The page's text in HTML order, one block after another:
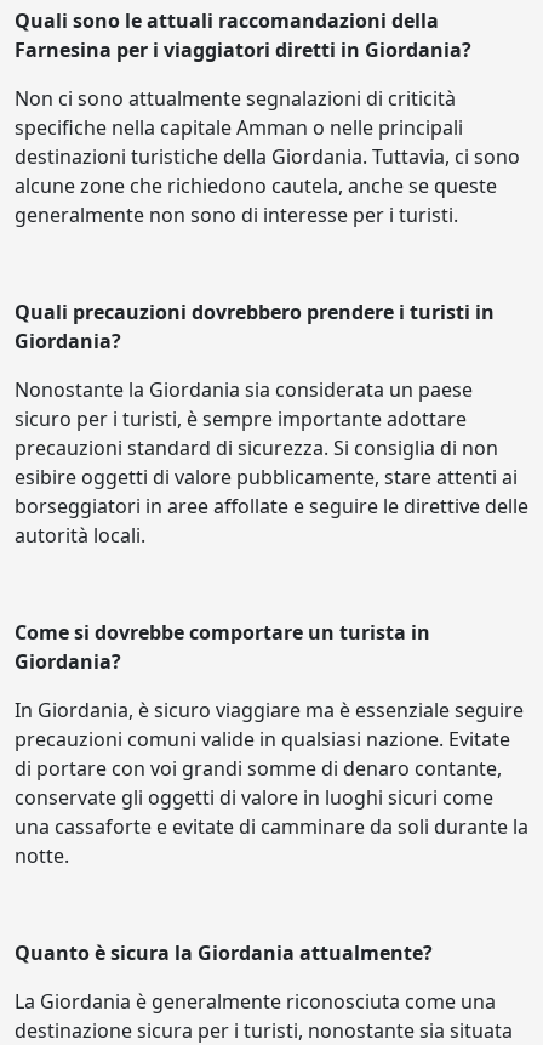
Quali sono le attuali raccomandazioni della
Farnesina per i viaggiatori diretti in Giordania?
Non ci sono attualmente segnalazioni di criticità
specifiche nella capitale Amman o nelle principali
destinazioni turistiche della Giordania. Tuttavia, ci sono
alcune zone che richiedono cautela, anche se queste
generalmente non sono di interesse per i turisti.
Quali precauzioni dovrebbero prendere i turisti in
Giordania?
Nonostante la Giordania sia considerata un paese
sicuro per i turisti, è sempre importante adottare
precauzioni standard di sicurezza. Si consiglia di non
esibire oggetti di valore pubblicamente, stare attenti ai
borseggiatori in aree affollate e seguire le direttive delle
autorità locali.
Come si dovrebbe comportare un turista in
Giordania?
In Giordania, è sicuro viaggiare ma è essenziale seguire
precauzioni comuni valide in qualsiasi nazione. Evitate
di portare con voi grandi somme di denaro contante,
conservate gli oggetti di valore in luoghi sicuri come
una cassaforte e evitate di camminare da soli durante la
notte.
Quanto è sicura la Giordania attualmente?
La Giordania è generalmente riconosciuta come una
destinazione sicura per i turisti, nonostante sia situata